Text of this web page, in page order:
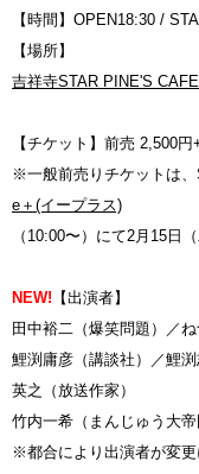
【時間】OPEN18:30 /
【場所】
吉祥寺STAR PINE'S CAFE
【チケット】前売 2,500
※一般前売りチケットは、
e＋(イープラス)
（10:00〜）にて2月15日
NEW! 【出演者】
田中裕二（爆笑問題）／ね
鯉渕庸彦（講談社）／鯉
英之（放送作家）
竹内一希（まんじゅう大帝
※都合により出演者が変